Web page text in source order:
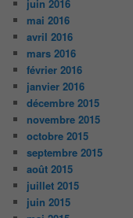
juin 2016
mai 2016
avril 2016
mars 2016
février 2016
janvier 2016
décembre 2015
novembre 2015
octobre 2015
septembre 2015
août 2015
juillet 2015
juin 2015